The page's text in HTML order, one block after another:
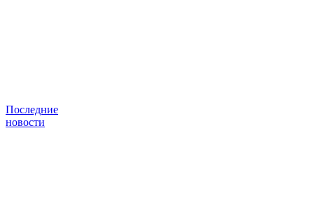
Последние
новости